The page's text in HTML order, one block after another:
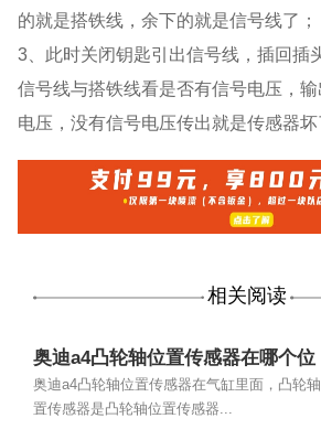
的就是搭铁线，余下的就是信号线了；
3、此时关闭钥匙引出信号线，插回插
信号线与搭铁线看是否有信号电压，
电压，没有信号电压传出就是传感器坏
相关阅读
奥迪a4凸轮轴位置传感器在哪个位
置???
奥迪a4凸轮轴位置传感器在气缸里面，凸轮
置传感器是凸轮轴位置传感器...